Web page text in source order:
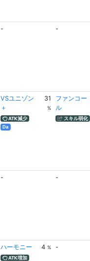
- -
VSユニゾン
＋
ATK減少
Da
31
%
ファンコー
ル
スキル弱化
- -
ハーモニー
ATK増加
4 % -